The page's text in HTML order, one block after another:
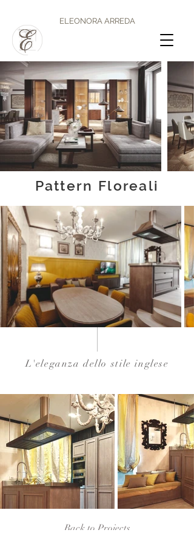
ELEONORA ARREDA
Pattern Floreali
L'eleganza dello stile inglese
Back to Projects